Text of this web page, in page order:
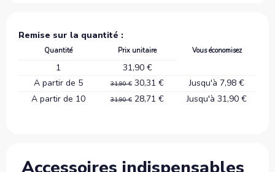
Remise sur la quantité :
Quantité Prix unitaire Vous économisez
1
31,90 €
A partir de 5
31,90 € 30,31 €
Jusqu'à 7,98 €
A partir de 10
31,90 € 28,71 € Jusqu'à 31,90 €